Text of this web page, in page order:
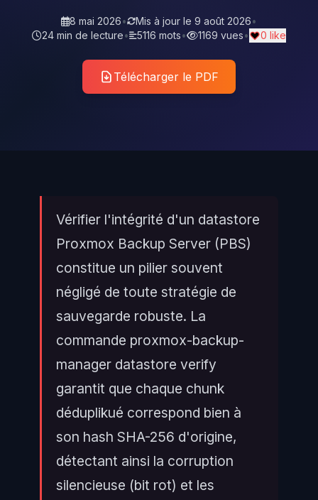
8 mai 2026• Mis à jour le 9 août 2026•
24 min de lecture• 5116 mots• 1169 vues• 0 like
Télécharger le PDF
Vérifier l'intégrité d'un datastore
Proxmox Backup Server (PBS)
constitue un pilier souvent
négligé de toute stratégie de
sauvegarde robuste. La
commande proxmox-backup-
manager datastore verify
garantit que chaque chunk
déduplikué correspond bien à
son hash SHA-256 d'origine,
détectant ainsi la corruption
silencieuse (bit rot) et les